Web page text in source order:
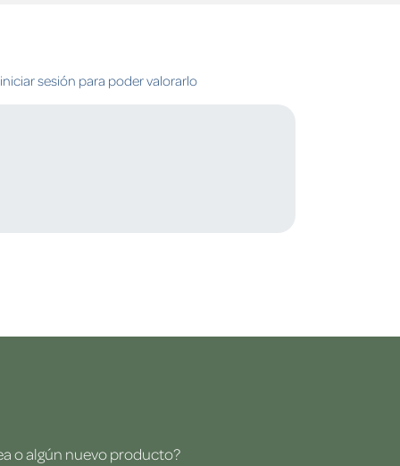
sesión para poder valorarlo
o algún nuevo producto?